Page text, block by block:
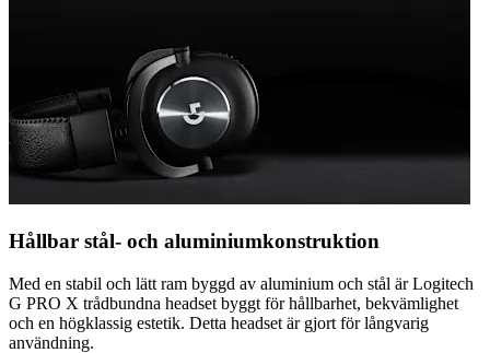
Hållbar stål- och aluminiumkonstruktion
Med en stabil och lätt ram byggd av aluminium och stål är Logitech
G PRO X trådbundna headset byggt för hållbarhet, bekvämlighet
och en högklassig estetik. Detta headset är gjort för långvarig
användning.